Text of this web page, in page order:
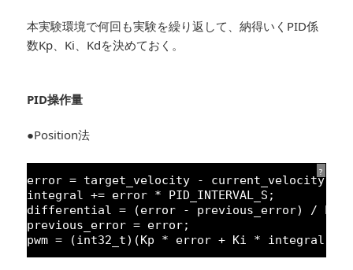
本実験環境で何回も実験を繰り返して、納得いくPID係
数Kp、Ki、Kdを決めておく。
PID操作量
●Position法
?
error = target_velocity - current_velocity;
integral += error * PID_INTERVAL_S;
differential = (error - previous_error) /
previous_error = error;
pwm = (int32_t)(Kp * error + Ki * integral